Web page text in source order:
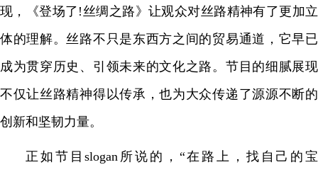
现，《登场了!丝绸之路》让观众对丝路精神有了更加立
体的理解。丝路不只是东西方之间的贸易通道，它早已
成为贯穿历史、引领未来的文化之路。节目的细腻展现
不仅让丝路精神得以传承，也为大众传递了源源不断的
创新和坚韧力量。
正如节目slogan所说的，“在路上，找自己的宝